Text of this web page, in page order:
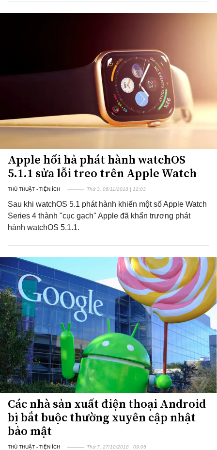
Apple hối hả phát hành watchOS
5.1.1 sửa lỗi treo trên Apple Watch
THỦ THUẬT - TIỆN ÍCH Thứ 3, 06/11/2018 | 12:03
Sau khi watchOS 5.1 phát hành khiến một số Apple Watch
Series 4 thành "cục gạch" Apple đã khẩn trương phát
hành watchOS 5.1.1.
Các nhà sản xuất điện thoại Android
bị bắt buộc thường xuyên cập nhật
bảo mật
THỦ THUẬT - TIỆN ÍCH Thứ 7, 27/10/2018 | 09:05